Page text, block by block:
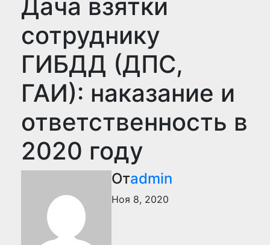
Дача взятки
сотруднику
ГИБДД (ДПС,
ГАИ): наказание и
ответственность в
2020 году
Отadmin
Ноя 8, 2020